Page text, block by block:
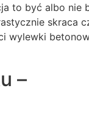
to być albo nie
skraca
wylewki
–